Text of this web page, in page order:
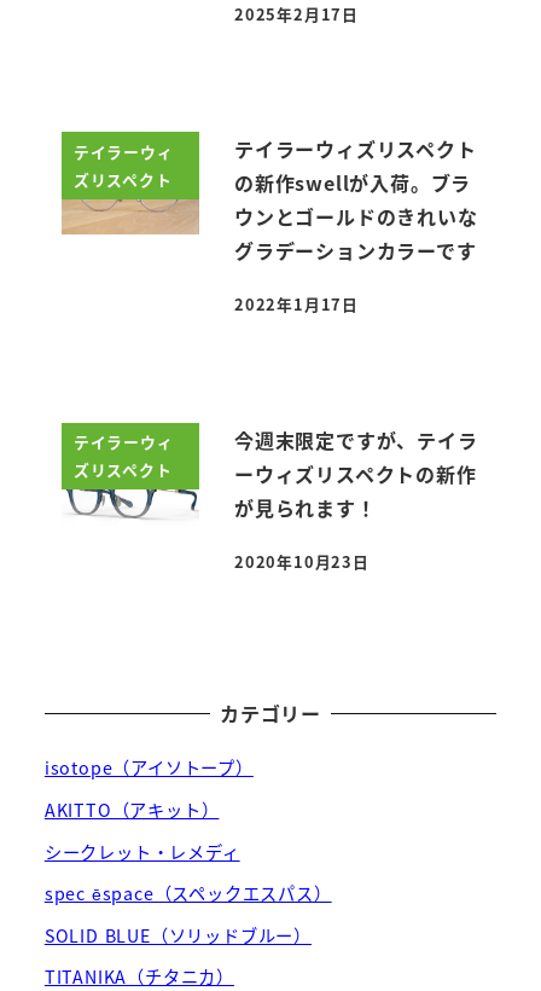
投稿日
2025年2月17日
テイラーウィ
ズリスペクト
テイラーウィズリスペクト
の新作swellが入荷。ブラ
ウンとゴールドのきれいな
グラデーションカラーです
投稿日
2022年1月17日
テイラーウィ
ズリスペクト
今週末限定ですが、テイラ
ーウィズリスペクトの新作
が見られます！
投稿日
2020年10月23日
カテゴリー
isotope（アイソトープ）
AKITTO（アキット）
シークレット・レメディ
spec ēspace（スペックエスパス）
SOLID BLUE（ソリッドブルー）
TITANIKA（チタニカ）